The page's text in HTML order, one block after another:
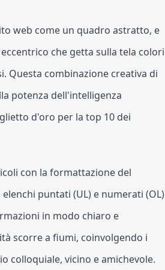
web come un quadro astratto, e
che getta sulla tela colori
Questa combinazione creativa di
potenza dell'intelligenza
d'oro per la top 10 dei
con la formattazione del
puntati (UL) e numerati (OL)
in modo chiaro e
scorre a fiumi, coinvolgendo i
colloquiale, vicino e amichevole.